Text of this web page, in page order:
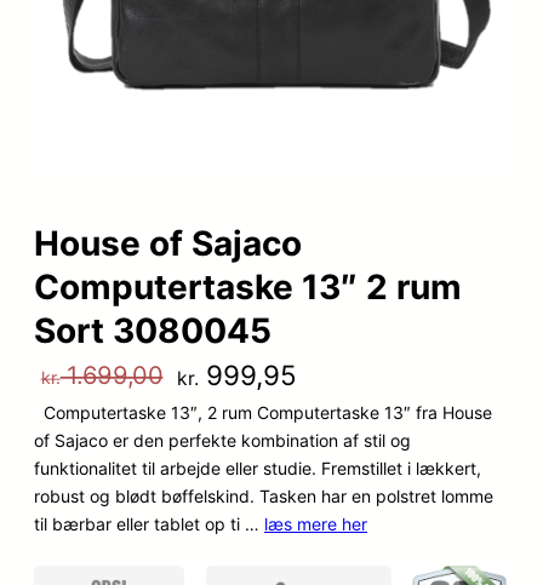
House of Sajaco
Computertaske 13″ 2 rum
Sort 3080045
kr.1.699,00 D
e
n
o
kr. 999,95
e
n
a
Computertaske 13″, 2 rum Computertaske 13″ fra House
of Sajaco er den perfekte kombination af stil og
funktionalitet til arbejde eller studie. Fremstillet i lækkert,
robust og blødt bøffelskind. Tasken har en polstret lomme
til bærbar eller tablet op ti … læs mere her